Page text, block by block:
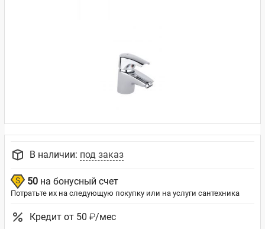
В наличии: под заказ
50 на бонусный счет
Потратьте их на следующую покупку или на услуги сантехника
Кредит от 50 ₽/мес